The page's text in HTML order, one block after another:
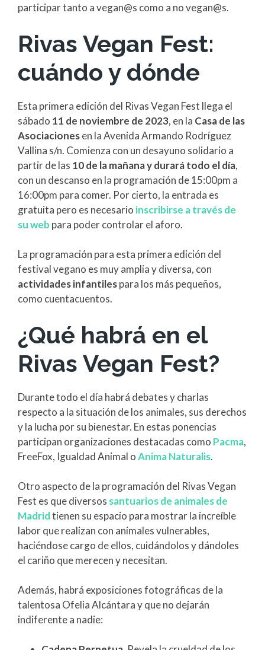
participar tanto a vegan@s como a no vegan@s.
Rivas Vegan Fest:
cuándo y dónde
Esta primera edición del Rivas Vegan Fest llega el
sábado 11 de noviembre de 2023, en la Casa de las
Asociacionesen la Avenida Armando Rodríguez
Vallina s/n. Comienza con un desayuno solidario a
partir de las 10 de la mañana y durará todo el día,
con un descanso en la programación de 15:00pm a
16:00pm para comer. Por cierto, la entrada es
gratuita pero es necesario inscribirse a través de
su web para poder controlar el aforo.
La programación para esta primera edición del
festival vegano es muy amplia y diversa, con
actividades infantilespara los más pequeños,
como cuentacuentos.
¿Qué habrá en el
Rivas Vegan Fest?
Durante todo el día habrá debates y charlas
respecto a la situación de los animales, sus derechos
y la lucha por su bienestar. En estas ponencias
participan organizaciones destacadas como Pacma,
FreeFox, Igualdad Animal oAnima Naturalis.
Otro aspecto de la programación del Rivas Vegan
Fest es que diversos santuarios de animales de
Madridtienen su espacio para mostrar la increíble
labor que realizan con animales vulnerables,
haciéndose cargo de ellos, cuidándolos y dándoles
el cariño que merecen y necesitan.
Además, habrá exposiciones fotográficas de la
talentosa Ofelia Alcántara y que no dejarán
indiferente a nadie: